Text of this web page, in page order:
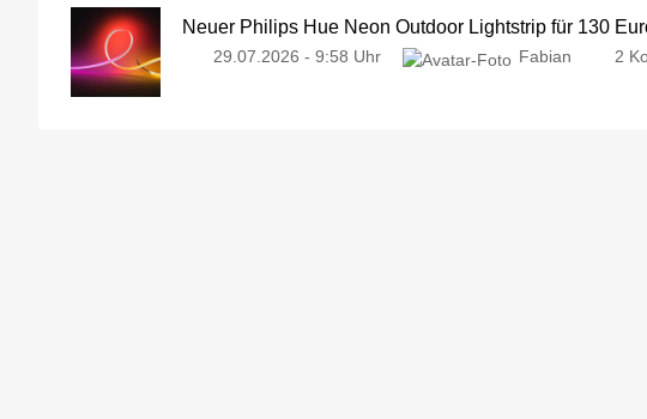
Neuer Philips Hue Neon Outdoor Lightstrip für 130
29.07.2026 - 9:58 Uhr Fabian 2